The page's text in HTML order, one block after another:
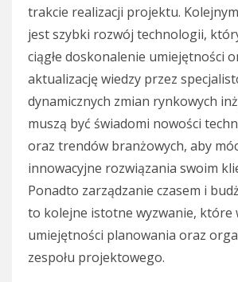
trakcie realizacji projektu.
jest szybki rozwój technologii,
ciągłe doskonalenie umiejętności
aktualizację wiedzy przez
dynamicznych zmian rynkowych
muszą być świadomi nowości
oraz trendów branżowych, aby
innowacyjne rozwiązania swoim
Ponadto zarządzanie czasem i
to kolejne istotne wyzwanie, które
umiejętności planowania oraz
zespołu projektowego.